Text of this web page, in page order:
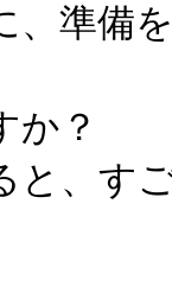
、準備
か？
と、す